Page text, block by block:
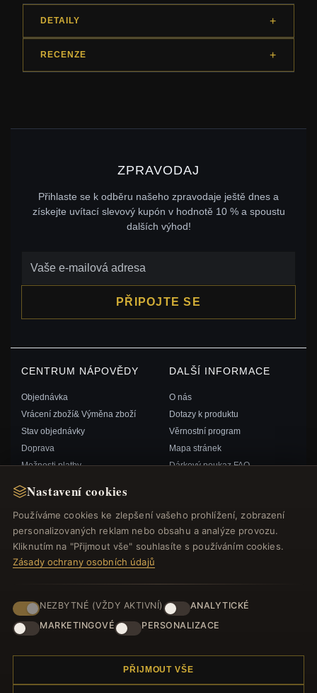
Nastavení cookies
Používáme cookies ke zlepšení vašeho prohlížení, zobrazení
personalizovaných reklam nebo obsahu a analýze provozu.
Kliknutím na "Přijmout vše" souhlasíte s používáním cookies.
Zásady ochrany osobních údajů
NEZBYTNÉ (VŽDY AKTIVNÍ)
ANALYTICKÉ
MARKETINGOVÉ
PERSONALIZACE
PŘIJMOUT VŠE
DETAILY
RECENZE
ZPRAVODAJ
Přihlaste se k odběru našeho zpravodaje ještě dnes a
získejte uvítací slevový kupón v hodnotě 10 % a spoustu
dalších výhod!
PŘIPOJTE SE
CENTRUM NÁPOVĚDY
Objednávka
Vrácení zboží& Výměna zboží
Stav objednávky
Doprava
Možnosti platby
Kontaktujte nás
DALŠÍ INFORMACE
O nás
Dotazy k produktu
Věrnostní program
Mapa stránek
Dárkový poukaz FAQ
RYCHLÉ ODKAZY
Nové produkty
Speciální nabídky
Blog
Recenze
Přihlásit se
SLEDUJTE NÁS